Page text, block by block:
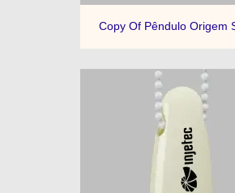
Copy Of Pêndulo Origem